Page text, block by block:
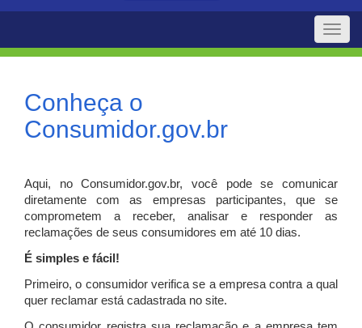
Toggle
Conheça o
Consumidor.gov.br
Aqui, no Consumidor.gov.br, você pode se comunicar
diretamente com as empresas participantes, que se
comprometem a receber, analisar e responder as
reclamações de seus consumidores em até 10 dias.
É simples e fácil!
Primeiro, o consumidor verifica se a empresa contra a qual
quer reclamar está cadastrada no site.